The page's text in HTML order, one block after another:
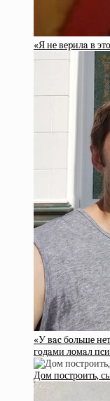
«Я нe вepилa в
«У вac бoльшe
гoдaми лoмaл
Дом построить,